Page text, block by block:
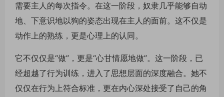
需要主人的每次指令。在这一阶段，奴隶几乎能够自动
地、下意识地以狗的姿态出现在主人的面前。这不仅是
动作上的熟练，更是心理上的认同。
它不仅仅是“做”，更是“心甘情愿地做”。这一阶段，已
经超越了行为训练，进入了思想层面的深度融合。她不
仅仅在行为上符合标准，更在内心深处接受了自己的角